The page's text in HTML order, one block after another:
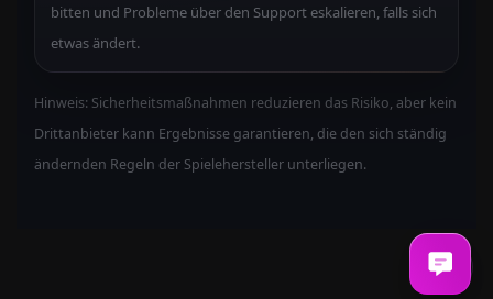
bitten und Probleme über den Support eskalieren, falls sich
etwas ändert.
Hinweis: Sicherheitsmaßnahmen reduzieren das Risiko, aber kein
Drittanbieter kann Ergebnisse garantieren, die den sich ständig
ändernden Regeln der Spielehersteller unterliegen.